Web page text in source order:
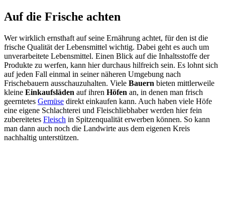
Auf die Frische achten
Wer wirklich ernsthaft auf seine Ernährung achtet, für den ist die
frische Qualität der Lebensmittel wichtig. Dabei geht es auch um
unverarbeitete Lebensmittel. Einen Blick auf die Inhaltsstoffe der
Produkte zu werfen, kann hier durchaus hilfreich sein. Es lohnt sich
auf jeden Fall einmal in seiner näheren Umgebung nach
Frischebauern ausschauzuhalten. Viele Bauern bieten mittlerweile
kleine Einkaufsläden auf ihren Höfen an, in denen man frisch
geerntetes Gemüse direkt einkaufen kann. Auch haben viele Höfe
eine eigene Schlachterei und Fleischliebhaber werden hier fein
zubereitetes Fleisch in Spitzenqualität erwerben können. So kann
man dann auch noch die Landwirte aus dem eigenen Kreis
nachhaltig unterstützen.